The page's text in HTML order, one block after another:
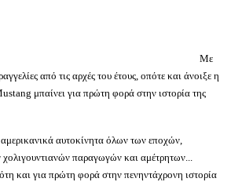
Με
από τις αρχές του έτους, οπότε και άνοιξε η
μπαίνει για πρώτη φορά στην ιστορία της
αμερικανικά αυτοκίνητα όλων των εποχών
παραγωγών και αμέτρητων...
και για πρώτη φορά στην πενηντάχρονη ιστορία